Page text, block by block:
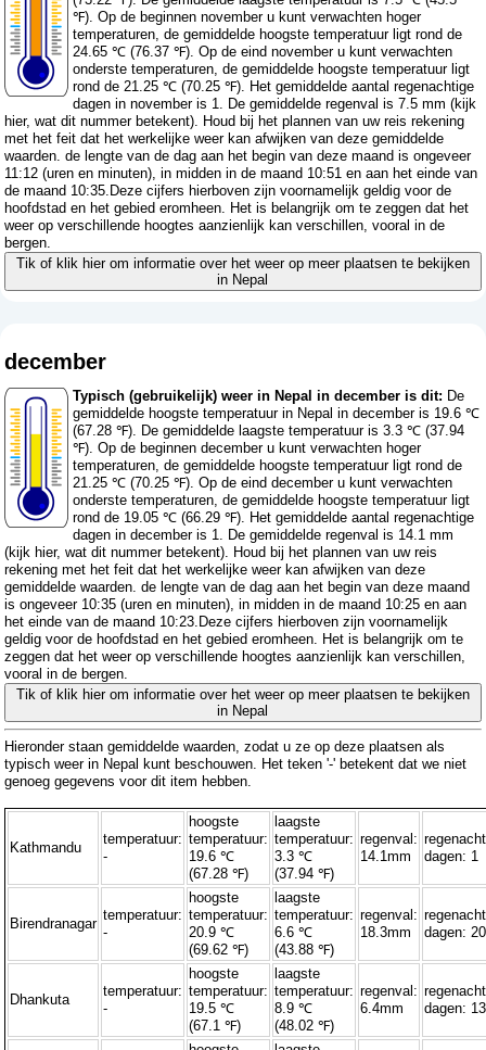
℉). Op de beginnen november u kunt verwachten hoger
temperaturen, de gemiddelde hoogste temperatuur ligt rond de
24.65 ℃ (76.37 ℉). Op de eind november u kunt verwachten
onderste temperaturen, de gemiddelde hoogste temperatuur ligt
rond de 21.25 ℃ (70.25 ℉). Het gemiddelde aantal regenachtige
dagen in november is 1. De gemiddelde regenval is 7.5 mm (kijk
hier, wat dit nummer betekent). Houd bij het plannen van uw reis rekening
met het feit dat het werkelijke weer kan afwijken van deze gemiddelde
waarden. de lengte van de dag aan het begin van deze maand is ongeveer
11:12 (uren en minuten), in midden in de maand 10:51 en aan het einde van
de maand 10:35.Deze cijfers hierboven zijn voornamelijk geldig voor de
hoofdstad en het gebied eromheen. Het is belangrijk om te zeggen dat het
weer op verschillende hoogtes aanzienlijk kan verschillen, vooral in de
bergen.
Tik of klik hier om informatie over het weer op meer plaatsen te bekijken
in Nepal
december
Typisch (gebruikelijk) weer in Nepal in december is dit: De
gemiddelde hoogste temperatuur in Nepal in december is 19.6 ℃
(67.28 ℉). De gemiddelde laagste temperatuur is 3.3 ℃ (37.94
℉). Op de beginnen december u kunt verwachten hoger
temperaturen, de gemiddelde hoogste temperatuur ligt rond de
21.25 ℃ (70.25 ℉). Op de eind december u kunt verwachten
onderste temperaturen, de gemiddelde hoogste temperatuur ligt
rond de 19.05 ℃ (66.29 ℉). Het gemiddelde aantal regenachtige
dagen in december is 1. De gemiddelde regenval is 14.1 mm
(kijk hier, wat dit nummer betekent). Houd bij het plannen van uw reis
rekening met het feit dat het werkelijke weer kan afwijken van deze
gemiddelde waarden. de lengte van de dag aan het begin van deze maand
is ongeveer 10:35 (uren en minuten), in midden in de maand 10:25 en aan
het einde van de maand 10:23.Deze cijfers hierboven zijn voornamelijk
geldig voor de hoofdstad en het gebied eromheen. Het is belangrijk om te
zeggen dat het weer op verschillende hoogtes aanzienlijk kan verschillen,
vooral in de bergen.
Tik of klik hier om informatie over het weer op meer plaatsen te bekijken
in Nepal
Hieronder staan ​​gemiddelde waarden, zodat u ze op deze plaatsen als
typisch weer in Nepal kunt beschouwen. Het teken '-' betekent dat we niet
genoeg gegevens voor dit item hebben.
Kathmandu
temperatuur:
-
hoogste
temperatuur:
19.6 ℃
(67.28 ℉)
laagste
temperatuur:
3.3 ℃
(37.94 ℉)
regenval:
14.1mm
dagen: 1
Birendranagar
temperatuur:
-
hoogste
temperatuur:
20.9 ℃
(69.62 ℉)
laagste
temperatuur:
6.6 ℃
(43.88 ℉)
regenval:
18.3mm
dagen: 20
Dhankuta
temperatuur:
-
hoogste
temperatuur:
19.5 ℃
(67.1 ℉)
laagste
temperatuur:
8.9 ℃
(48.02 ℉)
regenval:
6.4mm
dagen: